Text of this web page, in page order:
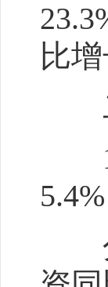
比增
二
5.4%
分